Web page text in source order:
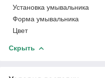
Установка умывальника
Форма умывальника
Цвет
Скрыть